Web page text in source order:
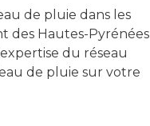
de pluie dans les
des Hautes-Pyrénées
du réseau
de pluie sur votre